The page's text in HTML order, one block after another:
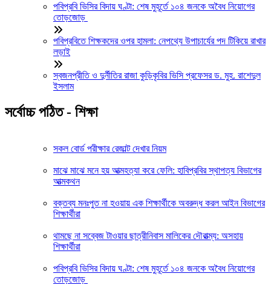
পবিপ্রবি ভিসির বিদায় ঘণ্টা: শেষ মুহূর্তে ১০৪ জনকে অবৈধ নিয়োগের
তোড়জোড়
পবিপ্রবিতে শিক্ষকদের ওপর হামলা: নেপথ্যে উপাচার্যের পদ টিকিয়ে রাখার
লড়াই
স্বজনপ্রীতি ও দুর্নীতির রাজা কুড়িকৃবির ভিসি প্রফেসর ড. মুহ. রাশেদুল
ইসলাম
সর্বোচ্চ পঠিত - শিক্ষা
সকল বোর্ড পরীক্ষার রেজাল্ট দেখার নিয়ম
মাঝে মাঝে মনে হয় আত্মহত্যা করে ফেলি: হাবিপ্রবির স্থাপত্য বিভাগের
আত্মকথন
বক্তব্য মনঃপুত না হওয়ায় এক শিক্ষার্থীকে অবরুদ্ধ করল আইন বিভাগের
শিক্ষার্থীরা
থামছে না সব্বেজ টাওয়ার ছাত্রীনিবাস মালিকের দৌরাত্ম্য: অসহায়
শিক্ষার্থীরা
পবিপ্রবি ভিসির বিদায় ঘণ্টা: শেষ মুহূর্তে ১০৪ জনকে অবৈধ নিয়োগের
তোড়জোড়